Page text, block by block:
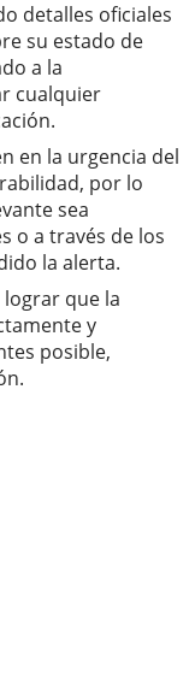
detalles oficiales
su estado de
a la
cualquier
en la urgencia del
por lo
sea
o a través de los
la alerta.
que la
y
posible,